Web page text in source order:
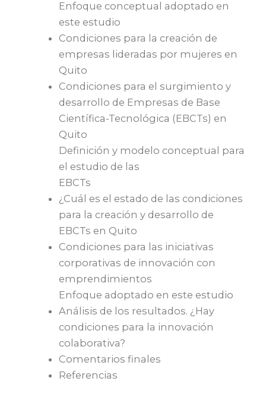
Enfoque conceptual adoptado en
este estudio
Condiciones para la creación de
empresas lideradas por mujeres en
Quito
Condiciones para el surgimiento y
desarrollo de Empresas de Base
Científica-Tecnológica (EBCTs) en
Quito
Definición y modelo conceptual para
el estudio de las
EBCTs
¿Cuál es el estado de las condiciones
para la creación y desarrollo de
EBCTs en Quito
Condiciones para las iniciativas
corporativas de innovación con
emprendimientos
Enfoque adoptado en este estudio
Análisis de los resultados. ¿Hay
condiciones para la innovación
colaborativa?
Comentarios finales
Referencias